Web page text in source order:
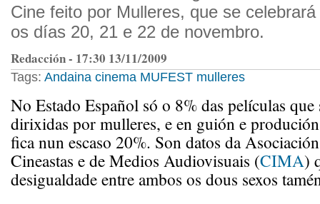
Cine feito por Mulleres, que se
os días 20, 21 e 22 de novembro.
Redacción - 17:30 13/11/2009
Tags: Andaina cinema MUFEST mulleres
No Estado Español só o 8% das películas
dirixidas por mulleres, e en guión e
fica nun escaso 20%. Son datos da
Cineastas e de Medios Audiovisuais (CIMA)
desigualdade entre ambos os dous sexos